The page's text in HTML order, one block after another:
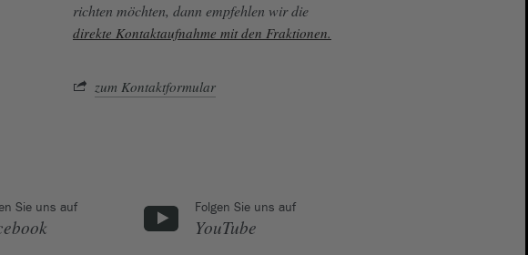
richten möchten, dann empfehlen wir die
direkte Kontaktaufnahme mit den Fraktionen.
zum Kontaktformular
Sie uns auf Folgen Sie uns auf
YouTube